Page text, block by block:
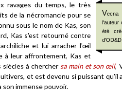
Vecna
l'auteur
été
ravages du temps, le très
de la nécromancie pour se
sous le nom de Kas, son
Kas s'est retourné contre
et lui arracher l'œil
à leur affrontement, Kas et
à chercher sa main et son œil,
et est devenu si puissant
immense pouvoir.